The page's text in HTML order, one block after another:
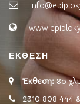
ΕΚΘΕΣΗ
Έκθεση: 8ο
2310 808 444